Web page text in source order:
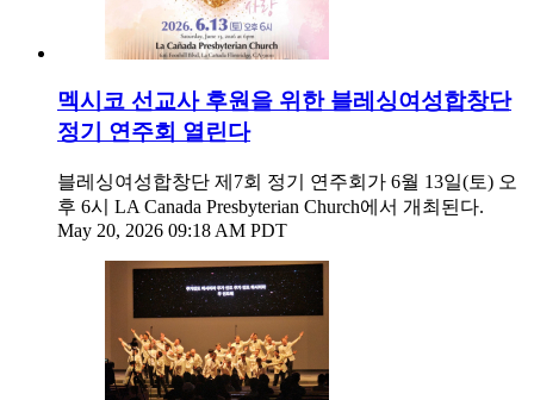
멕시코 선교사 후원을 위한 블레싱여성합창단
정기 연주회 열린다
블레싱여성합창단 제7회 정기 연주회가 6월 13일(토) 오
후 6시 LA Canada Presbyterian Church에서 개최된다.
May 20, 2026 09:18 AM PDT